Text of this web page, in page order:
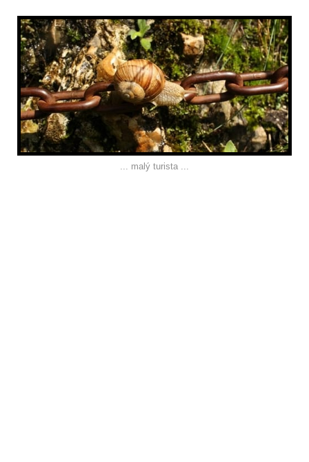
... malý turista ...